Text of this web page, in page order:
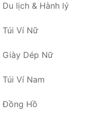
Du lịch & Hành lý
Túi Ví Nữ
Giày Dép Nữ
Túi Ví Nam
Đồng Hồ